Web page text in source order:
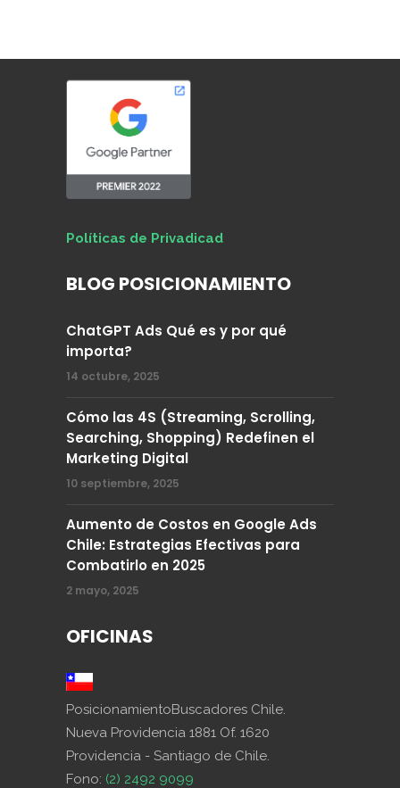
Políticas de Privadicad
BLOG POSICIONAMIENTO
ChatGPT Ads Qué es y por qué
importa?
14 octubre, 2025
Cómo las 4S (Streaming, Scrolling,
Searching, Shopping) Redefinen el
Marketing Digital
10 septiembre, 2025
Aumento de Costos en Google Ads
Chile: Estrategias Efectivas para
Combatirlo en 2025
2 mayo, 2025
OFICINAS
PosicionamientoBuscadores Chile.
Nueva Providencia 1881 Of. 1620
Providencia - Santiago de Chile.
Fono: (2) 2492 9099